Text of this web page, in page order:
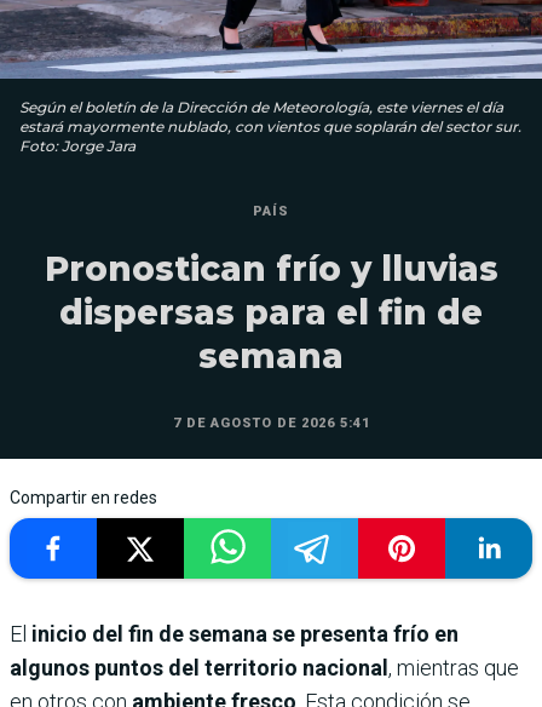
Según el boletín de la Dirección de Meteorología, este viernes el día
estará mayormente nublado, con vientos que soplarán del sector sur.
Foto: Jorge Jara
PAÍS
Pronostican frío y lluvias
dispersas para el fin de
semana
7 DE AGOSTO DE 2026 5:41
Compartir en redes
El inicio del fin de semana se presenta frío en
algunos puntos del territorio nacional, mientras que
en otros con ambiente fresco . Esta condición se